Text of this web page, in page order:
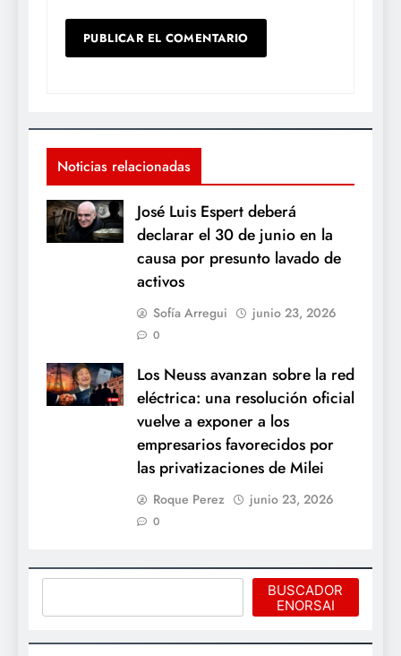
Noticias relacionadas
José Luis Espert deberá
declarar el 30 de junio en la
causa por presunto lavado de
activos
Sofía Arregui junio 23, 2026
0
Los Neuss avanzan sobre la red
eléctrica: una resolución oficial
vuelve a exponer a los
empresarios favorecidos por
las privatizaciones de Milei
Roque Perez junio 23, 2026
0
BUSCADOR
ENORSAI